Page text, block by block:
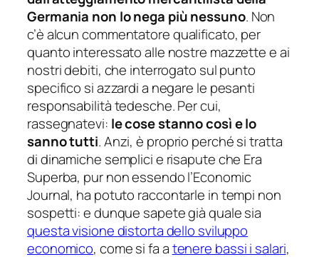
Germania non lo nega più nessuno. Non
c’èalcuncommentatore qualificato, per
quanto interessato alle nostre mazzette e ai
nostri debiti, che interrogato sul punto
specifico si azzardi a negare le pesanti
responsabilità tedesche. Per cui,
rassegnatevi: le cose stanno così e lo
sanno tutti. Anzi, è proprio perché si tratta
di dinamiche semplici e risapute che Era
Superba, pur non essendo l’Economic
Journal, ha potuto raccontarle in tempi non
sospetti: e dunque sapete già quale sia
questa visione distorta dello sviluppo
economico, come si fa atenere bassi i salari,